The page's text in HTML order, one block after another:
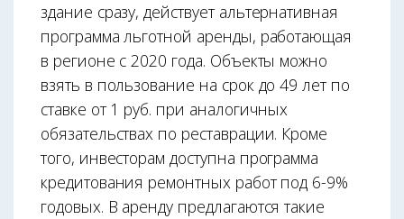
здание сразу, действует альтернативная
программа льготной аренды, работающая
в регионе с 2020 года. Объекты можно
взять в пользование на срок до 49 лет по
ставке от 1 руб. при аналогичных
обязательствах по реставрации. Кроме
того, инвесторам доступна программа
кредитования ремонтных работ под 6-9%
годовых. В аренду предлагаются такие